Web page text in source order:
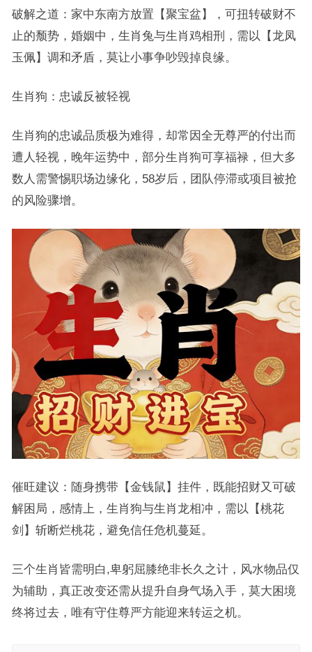
破解之道：家中东南方放置【聚宝盆】，可扭转破财不
止的颓势，婚姻中，生肖兔与生肖鸡相刑，需以【龙凤
玉佩】调和矛盾，莫让小事争吵毁掉良缘。
生肖狗：忠诚反被轻视
生肖狗的忠诚品质极为难得，却常因全无尊严的付出而
遭人轻视，晚年运势中，部分生肖狗可享福禄，但大多
数人需警惕职场边缘化，58岁后，团队停滞或项目被抢
的风险骤增。
催旺建议：随身携带【金钱鼠】挂件，既能招财又可破
解困局，感情上，生肖狗与生肖龙相冲，需以【桃花
剑】斩断烂桃花，避免信任危机蔓延。
三个生肖皆需明白,卑躬屈膝绝非长久之计，风水物品仅
为辅助，真正改变还需从提升自身气场入手，莫大困境
终将过去，唯有守住尊严方能迎来转运之机。